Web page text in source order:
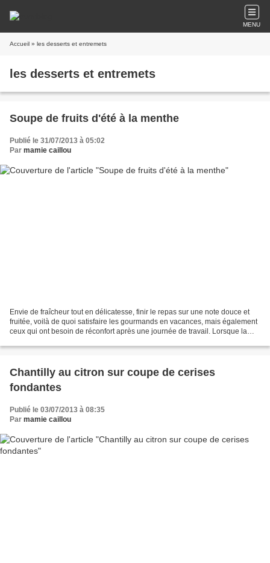
MENU
Accueil » les desserts et entremets
les desserts et entremets
Soupe de fruits d'été à la menthe
Publié le 31/07/2013 à 05:02
Par mamie caillou
Envie de fraîcheur tout en délicatesse, finir le repas sur une note douce et
fruitée, voilà de quoi satisfaire les gourmands en vacances, mais également
ceux qui ont besoin de réconfort après une journée de travail. Lorsque la
Chantilly au citron sur coupe de cerises
fondantes
Publié le 03/07/2013 à 08:35
Par mamie caillou